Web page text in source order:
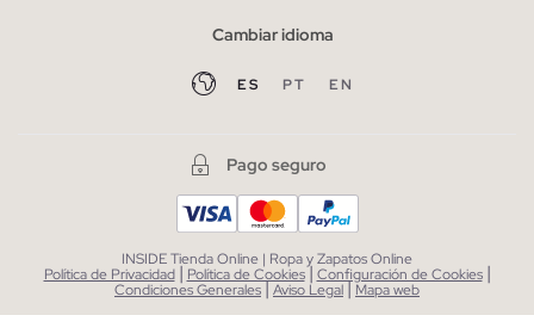
Cambiar idioma
ES PT EN
Pago seguro
INSIDE Tienda Online | Ropa y Zapatos Online
Política de Privacidad | Política de Cookies| Configuración de Cookies |
Condiciones Generales|Aviso Legal| Mapa web